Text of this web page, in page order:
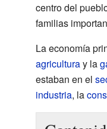
centro del
familias
La economía
agriculturay la
estaban en el
industria, la